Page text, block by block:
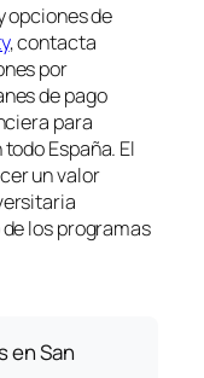
opciones de
, contacta
por
de pago
para
España. El
un valor
los programas
en San